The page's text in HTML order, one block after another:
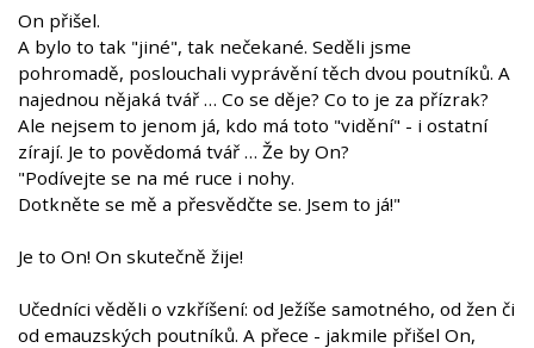
On přišel.
A bylo to tak "jiné", tak nečekané. Seděli jsme
pohromadě, poslouchali vyprávění těch dvou poutníků. A
najednou nějaká tvář … Co se děje? Co to je za přízrak?
Ale nejsem to jenom já, kdo má toto "vidění" - i ostatní
zírají. Je to povědomá tvář … Že by On?
"Podívejte se na mé ruce i nohy.
Dotkněte se mě a přesvědčte se. Jsem to já!"
Je to On! On skutečně žije!
Učedníci věděli o vzkříšení: od Ježíše samotného, od žen či
od emauzských poutníků. A přece - jakmile přišel On,